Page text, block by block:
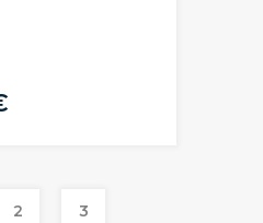
2 3